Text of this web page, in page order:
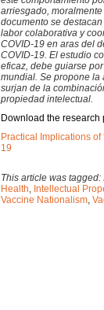
arriesgado,
documento se
labor colaborativa y
COVID-19 en aras del
COVID-19. El estudio
eficaz, debe guiarse
mundial. Se propone
surjan de la
propiedad intelectual.
Download the research
Practical Implications
19
This article was tagged:
Health, Intellectual
Vaccine Nationalism,